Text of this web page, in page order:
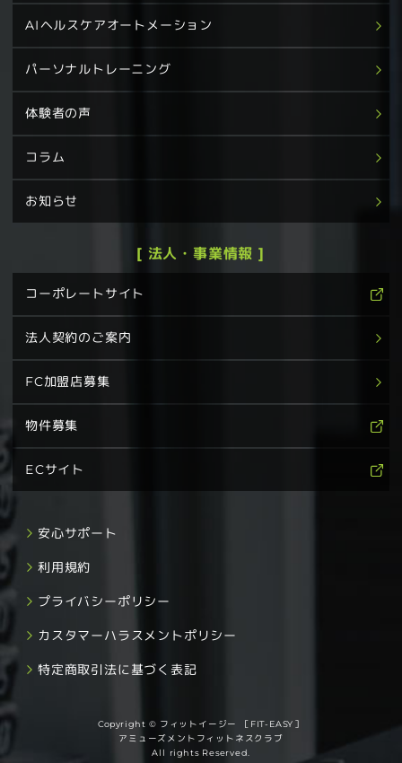
AIヘルスケアオートメーション
パーソナルトレーニング
体験者の声
コラム
お知らせ
[ 法人・事業情報 ]
コーポレートサイト
法人契約のご案内
FC加盟店募集
物件募集
ECサイト
安心サポート
利用規約
プライバシーポリシー
カスタマーハラスメントポリシー
特定商取引法に基づく表記
Copyright © フィットイージー ［FIT-EASY］
アミューズメントフィットネスクラブ
All rights Reserved.